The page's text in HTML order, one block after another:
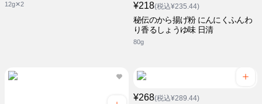
12g✕2 ¥218(税込¥235.44)
秘伝のから揚げ粉 にんにくふんわ
り香るしょうゆ味 日清
80g
¥268(税込¥289.44)